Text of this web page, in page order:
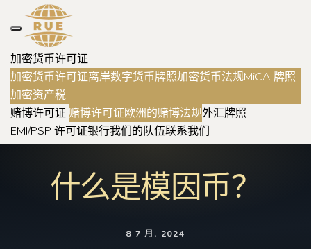
加密货币许可证
加密货币许可证离岸数字货币牌照加密货币法规MiCA 牌照
加密资产税
赌博许可证 赌博许可证欧洲的赌博法规外汇牌照
EMI/PSP 许可证银行我们的队伍联系我们
什么是模因币？
8 7 月, 2024